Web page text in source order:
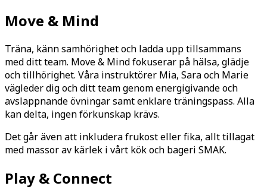
Move & Mind
Träna, känn samhörighet och ladda upp tillsammans
med ditt team. Move & Mind fokuserar på hälsa, glädje
och tillhörighet. Våra instruktörer Mia, Sara och Marie
vägleder dig och ditt team genom energigivande och
avslappnande övningar samt enklare träningspass. Alla
kan delta, ingen förkunskap krävs.
Det går även att inkludera frukost eller fika, allt tillagat
med massor av kärlek i vårt kök och bageri SMAK.
Play & Connect